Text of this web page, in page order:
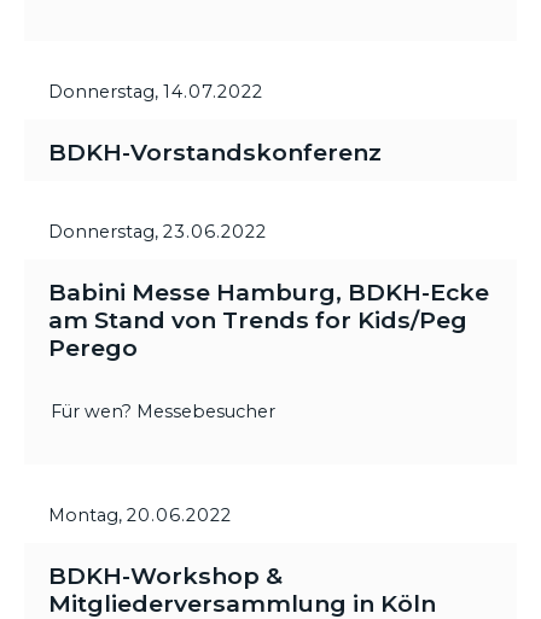
Donnerstag, 14.07.2022
BDKH-Vorstandskonferenz
Donnerstag, 23.06.2022
Babini Messe Hamburg, BDKH-Ecke
am Stand von Trends for Kids/Peg
Perego
Für wen? Messebesucher
Montag, 20.06.2022
BDKH-Workshop &
Mitgliederversammlung in Köln